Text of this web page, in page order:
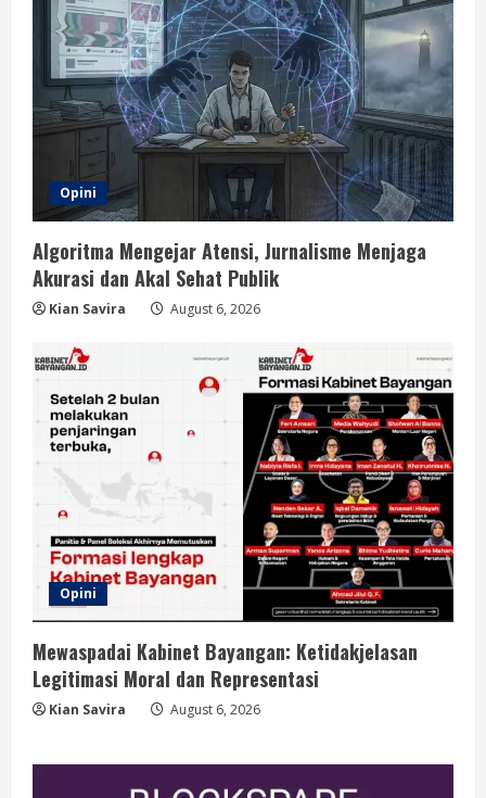
Opini
Algoritma Mengejar Atensi, Jurnalisme Menjaga
Akurasi dan Akal Sehat Publik
Kian Savira August 6, 2026
Opini
Mewaspadai Kabinet Bayangan: Ketidakjelasan
Legitimasi Moral dan Representasi
Kian Savira August 6, 2026